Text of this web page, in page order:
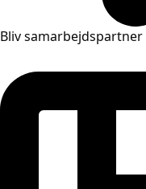
Bliv samarbejdspartner